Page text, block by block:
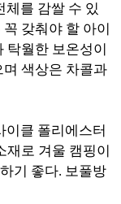
체를 감쌀 수 있
갖춰야 할 아이
탁월한 보온성이
색상은 차콜과
이클 폴리에스터
재로 겨울 캠핑이
기 좋다. 보풀방